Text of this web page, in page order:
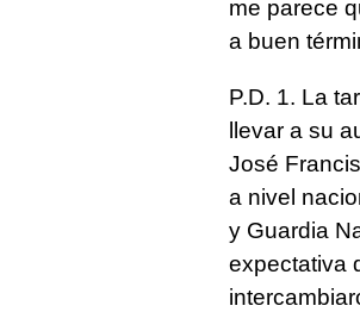
me parece
a buen
P.D. 1. La
llevar a su
José
a nivel
y Guardia
expectativa